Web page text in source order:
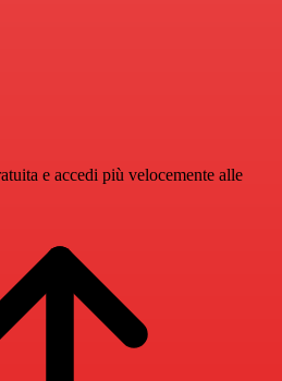
e accedi più velocemente alle